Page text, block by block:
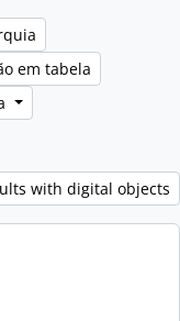
em tabela
with digital objects